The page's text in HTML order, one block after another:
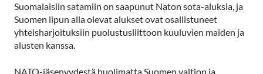
Suomalaisiin satamiin on saapunut Naton sota-aluksia, ja
Suomen lipun alla olevat alukset ovat osallistuneet
yhteisharjoituksiin puolustusliittoon kuuluvien maiden ja
alusten kanssa.
NATO-jäsenyydestä huolimatta Suomen valtion ja